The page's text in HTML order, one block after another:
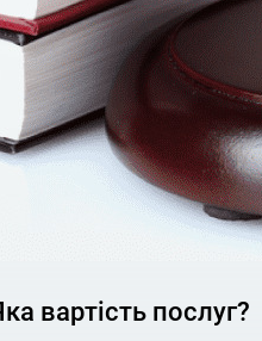
обліку, їх
вартість послуг?